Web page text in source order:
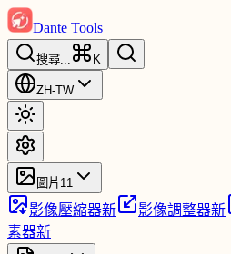
Dante Tools
搜尋... K
ZH-TW
圖片 11
影像壓縮器新 影像調整器新
素器新